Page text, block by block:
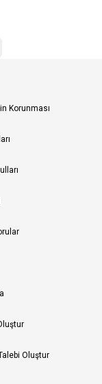
Korunması
Oluştur